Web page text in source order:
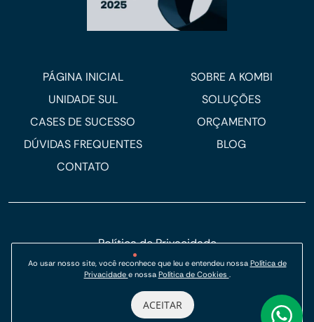
PÁGINA INICIAL
SOBRE A KOMBI
UNIDADE SUL
SOLUÇÕES
CASES DE SUCESSO
ORÇAMENTO
DÚVIDAS FREQUENTES
BLOG
CONTATO
Política de Privacidade
Política de Cookies
© Kombi Agência Digital 2026.
Ao usar nosso site, você reconhece que leu e entendeu nossa Política de
Privacidade e nossa Política de Cookies .
ACEITAR